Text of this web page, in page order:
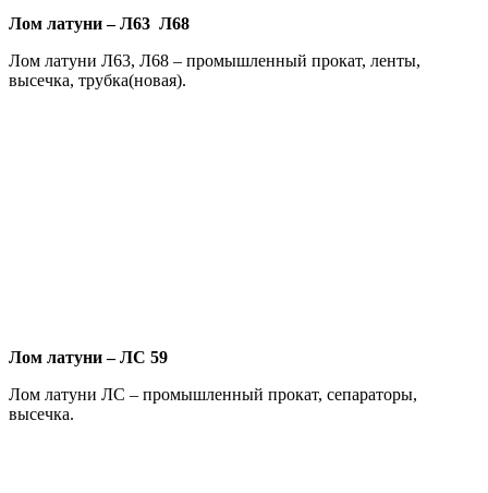
Лом латуни – Л63 Л68
Лом латуни Л63, Л68 – промышленный прокат, ленты,
высечка, трубка(новая).
Лом латуни – ЛС 59
Лом латуни ЛС – промышленный прокат, сепараторы,
высечка.